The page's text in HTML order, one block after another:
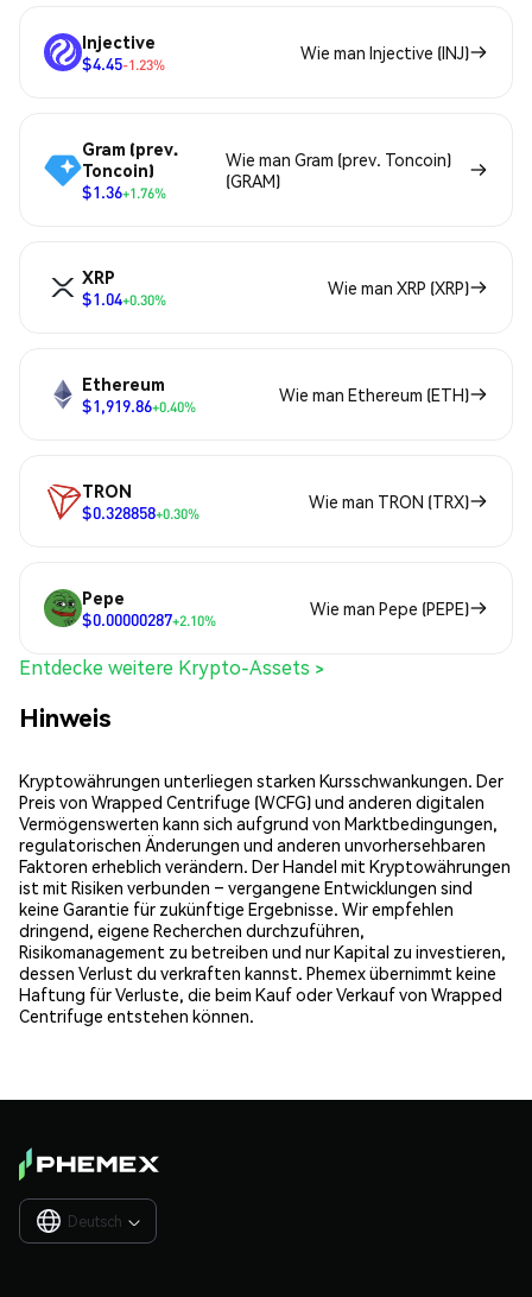
Injective
$4.45-1.23%
Wie man Injective (INJ)
Gram (prev.
Toncoin)
$1.36+1.76%
Wie man Gram (prev. Toncoin)
(GRAM)
XRP
$1.04+0.30%
Wie man XRP (XRP)
Ethereum
$1,919.86+0.40%
Wie man Ethereum (ETH)
TRON
$0.328858+0.30%
Wie man TRON (TRX)
Pepe
$0.00000287+2.10%
Wie man Pepe (PEPE)
Entdecke weitere Krypto-Assets >
Hinweis
Kryptowährungen unterliegen starken Kursschwankungen. Der
Preis von Wrapped Centrifuge (WCFG) und anderen digitalen
Vermögenswerten kann sich aufgrund von Marktbedingungen,
regulatorischen Änderungen und anderen unvorhersehbaren
Faktoren erheblich verändern. Der Handel mit Kryptowährungen
ist mit Risiken verbunden – vergangene Entwicklungen sind
keine Garantie für zukünftige Ergebnisse. Wir empfehlen
dringend, eigene Recherchen durchzuführen,
Risikomanagement zu betreiben und nur Kapital zu investieren,
dessen Verlust du verkraften kannst. Phemex übernimmt keine
Haftung für Verluste, die beim Kauf oder Verkauf von Wrapped
Centrifuge entstehen können.
Deutsch 